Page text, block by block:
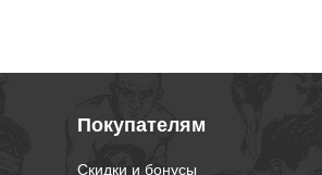
Покупателям
Скидки и бонусы